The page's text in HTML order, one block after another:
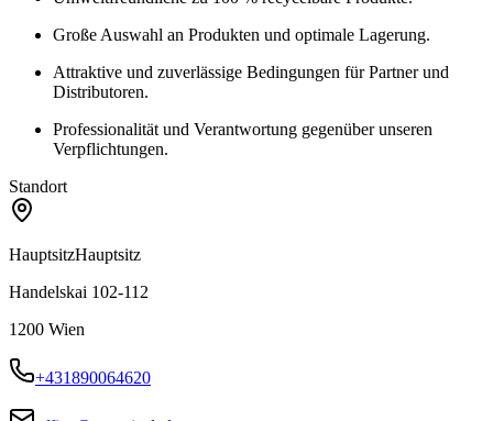
Große Auswahl an Produkten und optimale Lagerung.
Attraktive und zuverlässige Bedingungen für Partner und
Distributoren.
Professionalität und Verantwortung gegenüber unseren
Verpflichtungen.
Standort
HauptsitzHauptsitz
Handelskai 102-112
1200 Wien
+431890064620